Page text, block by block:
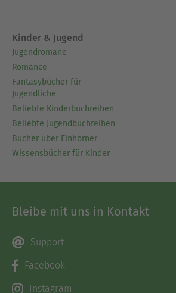
Kinder & Jugend
Jugendromane
Romance
Fantasybücher für
Jugendliche
Beliebte Kinderbuchreihen
Beliebte Jugendbuchreihen
Bücher über Einhörner
Wissensbücher für Kinder
Bleibe mit uns in Kontakt
Support
Facebook
Instagram